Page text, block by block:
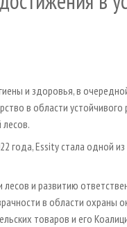
и здоровья, в
в области
года, Essity стала одной
и развитию
в области
товаров и его